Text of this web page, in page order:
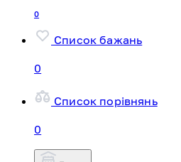
0
Список бажань
0
Список порівнянь
0